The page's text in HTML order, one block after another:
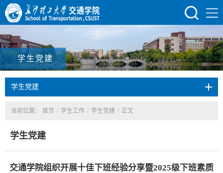
学生党建
学生党建
当前位置： 首页 / 学生工作 / 学生党建 / 正文
学生党建
交通学院组织开展十佳下班经验分享暨2025级下班素质